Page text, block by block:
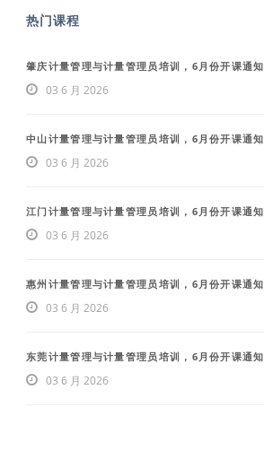
热门课程
肇庆计量管理与计量管理员培训，6月份开课通知
03 6 月 2026
中山计量管理与计量管理员培训，6月份开课通知
03 6 月 2026
江门计量管理与计量管理员培训，6月份开课通知
03 6 月 2026
惠州计量管理与计量管理员培训，6月份开课通知
03 6 月 2026
东莞计量管理与计量管理员培训，6月份开课通知
03 6 月 2026